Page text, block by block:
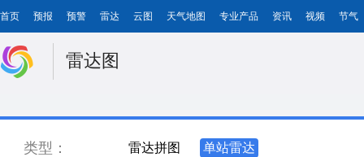
首页 预报 预警 雷达 云图 天气地图 专业产品 资讯 视频 节气
雷达图
类型： 雷达拼图 单站雷达